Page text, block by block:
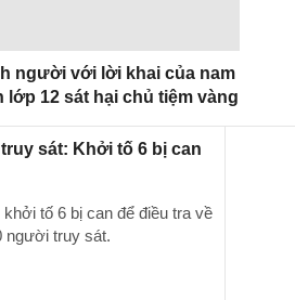
người với lời khai của nam
lớp 12 sát hại chủ tiệm vàng
sát: Khởi tố 6 bị can
tố 6 bị can để điều tra về
người truy sát.